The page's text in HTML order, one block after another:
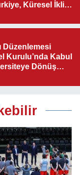
Küresel İklim
Düzenlemesi
Kurulu’nda Kabul
Dönüş